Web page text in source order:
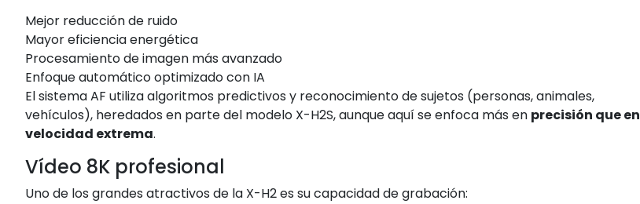
Mejor reducción de ruido
Mayor eficiencia energética
Procesamiento de imagen más avanzado
Enfoque automático optimizado con IA
El sistema AF utiliza algoritmos predictivos y reconocimiento de sujetos (personas, animales,
vehículos), heredados en parte del modelo X-H2S, aunque aquí se enfoca más en precisión que en
velocidad extrema.
Vídeo 8K profesional
Uno de los grandes atractivos de la X-H2 es su capacidad de grabación: